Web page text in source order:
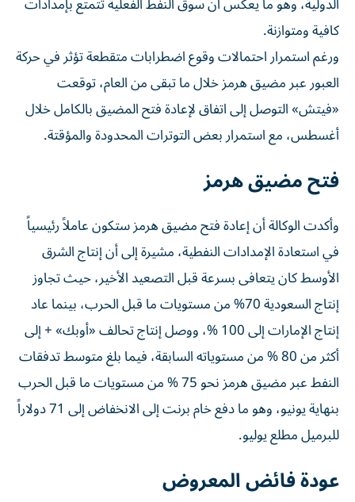
كافية ومتوازنة.
ورغم استمرار احتمالات وقوع اضطرابات متقطعة تؤثر في حركة
العبور عبر مضيق هرمز خلال ما تبقى من العام، توقعت
«فيتش» التوصل إلى اتفاق لإعادة فتح المضيق بالكامل خلال
أغسطس، مع استمرار بعض التوترات المحدودة والمؤقتة.
فتح مضيق هرمز
وأكدت الوكالة أن إعادة فتح مضيق هرمز ستكون عاملاً رئيسياً
في استعادة الإمدادات النفطية، مشيرة إلى أن إنتاج الشرق
الأوسط كان يتعافى بسرعة قبل التصعيد الأخير، حيث تجاوز
إنتاج السعودية 70% من مستويات ما قبل الحرب، بينما عاد
إنتاج الإمارات إلى 100 %، ووصل إنتاج تحالف «أوبك» + إلى
أكثر من 80 % من مستوياته السابقة، فيما بلغ متوسط تدفقات
النفط عبر مضيق هرمز نحو 75 % من مستويات ما قبل الحرب
بنهاية يونيو، وهو ما دفع خام برنت إلى الانخفاض إلى 71 دولاراً
للبرميل مطلع يوليو.
عودة فائض المعروض